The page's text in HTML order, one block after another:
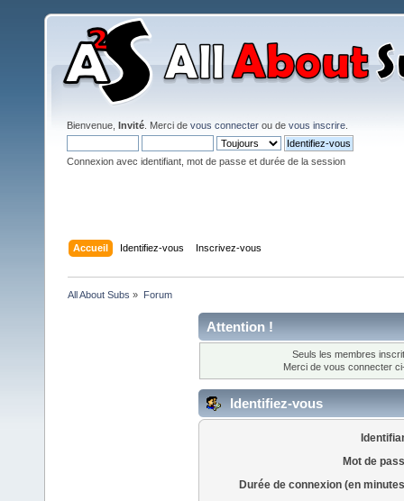
Bienvenue, Invité . Merci de vous connecter ou de vous inscrire
Connexion avec identifiant, mot de passe et durée de la session
Accueil Identifiez-vous Inscrivez-vous
All About Subs » Forum
Attention !
Seuls les membres
Merci de vous connecter
Identifiez-vous
Mot de
Durée de connexion (en